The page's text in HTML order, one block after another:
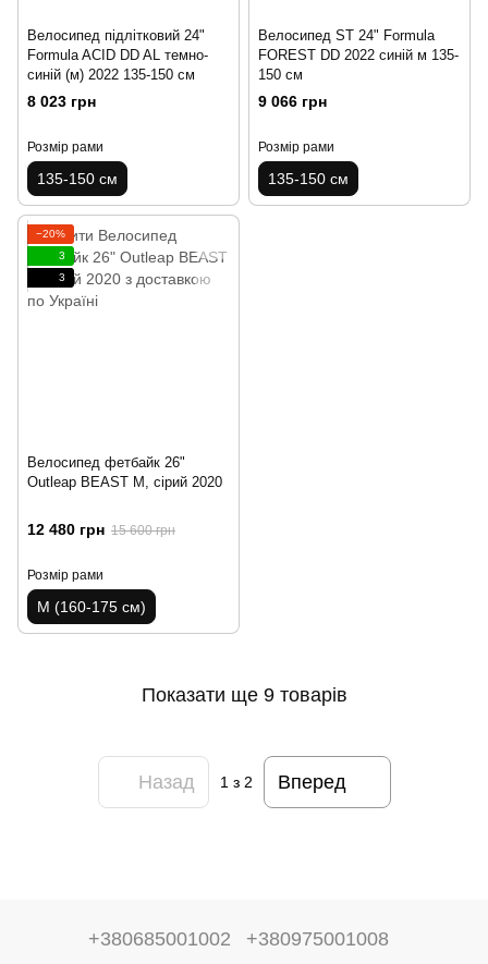
Велосипед підлітковий 24"
Formula ACID DD AL темно-
синій (м) 2022 135-150 см
8 023 грн
Розмір рами
135-150 см
Велосипед ST 24" Formula
FOREST DD 2022 синій м 135-
150 см
9 066 грн
Розмір рами
135-150 см
−20%
3
3
Велосипед фетбайк 26"
Outleap BEAST M, сірий 2020
12 480 грн 15 600 грн
Розмір рами
M (160-175 см)
Показати ще 9 товарів
Назад 1 з 2 Вперед
+380685001002 +380975001008